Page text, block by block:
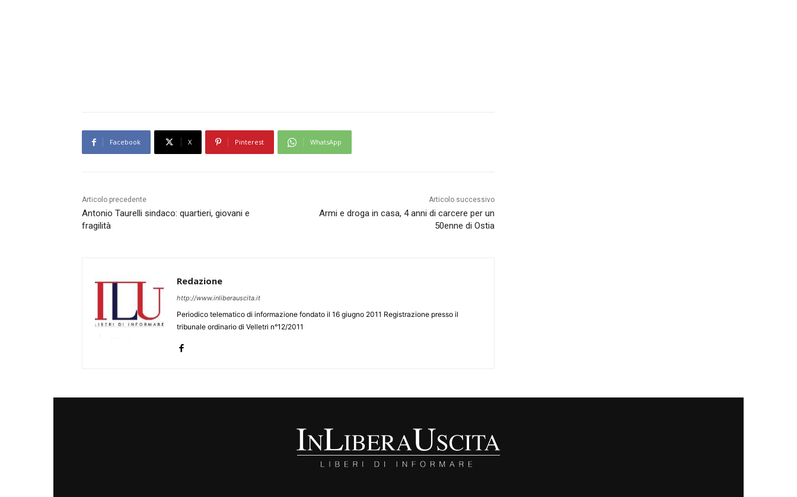
Facebook X Pinterest WhatsApp
Articolo precedente
Antonio Taurelli sindaco: quartieri, giovani e
fragilità
Articolo successivo
Armi e droga in casa, 4 anni di carcere per un
50enne di Ostia
Redazione
http://www.inliberauscita.it
Periodico telematico di informazione fondato il 16 giugno 2011 Registrazione presso il
tribunale ordinario di Velletri n°12/2011